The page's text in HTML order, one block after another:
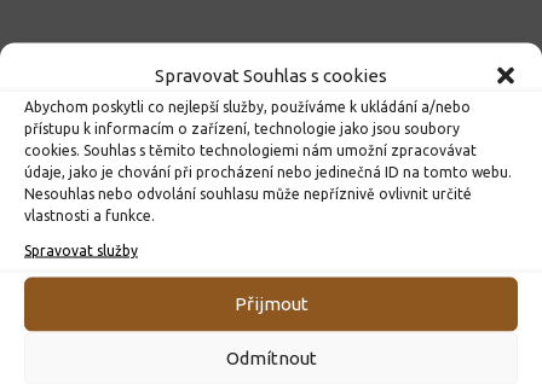
Spravovat Souhlas s cookies
Abychom poskytli co nejlepší služby, používáme k ukládání a/nebo
přístupu k informacím o zařízení, technologie jako jsou soubory
cookies. Souhlas s těmito technologiemi nám umožní zpracovávat
údaje, jako je chování při procházení nebo jedinečná ID na tomto webu.
Nesouhlas nebo odvolání souhlasu může nepříznivě ovlivnit určité
vlastnosti a funkce.
Spravovat služby
Přijmout
Odmítnout
10. 4. 2026